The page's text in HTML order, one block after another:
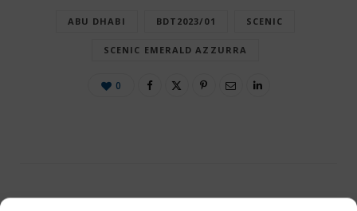
ABU DHABI BDT2023/01 SCENIC
SCENIC EMERALD AZZURRA
0